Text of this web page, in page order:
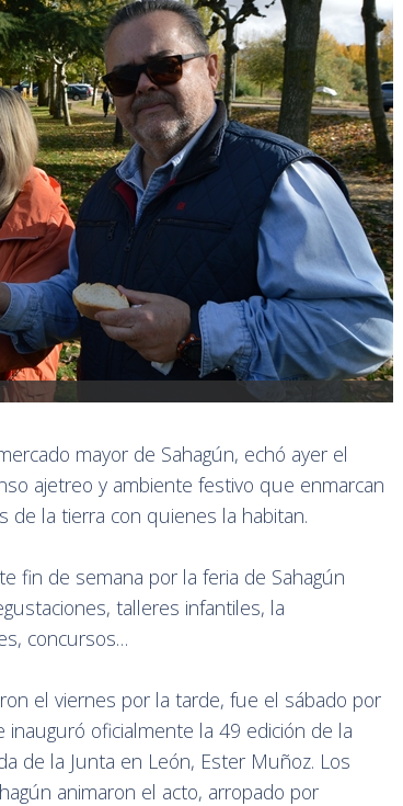
mayor de Sahagún, echó ayer el
ajetreo y ambiente festivo que enmarcan
la tierra con quienes la habitan.
fin de semana por la feria de Sahagún
talleres infantiles, la
concursos…
el viernes por la tarde, fue el sábado por
inauguró oficialmente la 49 edición de la
de la Junta en León, Ester Muñoz. Los
animaron el acto, arropado por